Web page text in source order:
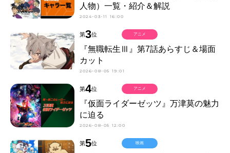
人物）一覧・紹介＆解説
2024-03-11 16:00
第3位
『無職転生Ⅲ』第7話あらすじ＆場面
カット
2026-08-05 19:01
アニメ
第4位
『仮面ライダーゼッツ』万津莫の魅力
に迫る
2026-08-05 12:00
アニメ
第5位 映画